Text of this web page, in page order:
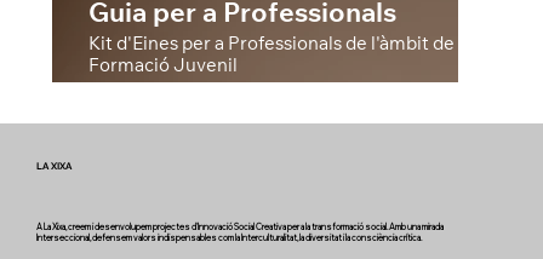
Guia per a Professionals
Kit d'Eines per a Professionals de l'àmbit de la
Formació Juvenil
LA XIXA
A La Xixa, creem i desenvolupem projectes d'Innovació Social Creativa per a la transformació social. Amb una mirada
Interseccional, defensem valors indispensables com la Interculturalitat, la diversitat i la consciència crítica.